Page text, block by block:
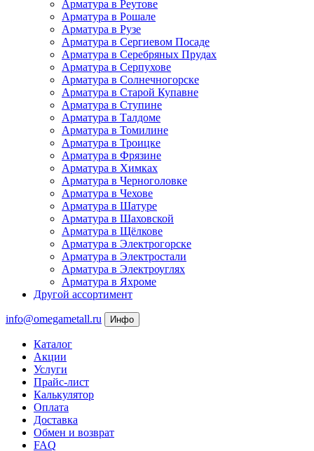
Арматура в Реутове
Арматура в Рошале
Арматура в Рузе
Арматура в Сергиевом Посаде
Арматура в Серебряных Прудах
Арматура в Серпухове
Арматура в Солнечногорске
Арматура в Старой Купавне
Арматура в Ступине
Арматура в Талдоме
Арматура в Томилине
Арматура в Троицке
Арматура в Фрязине
Арматура в Химках
Арматура в Черноголовке
Арматура в Чехове
Арматура в Шатуре
Арматура в Шаховской
Арматура в Щёлкове
Арматура в Электрогорске
Арматура в Электростали
Арматура в Электроуглях
Арматура в Яхроме
Другой ассортимент
info@omegametall.ru Инфо
Каталог
Акции
Услуги
Прайс-лист
Калькулятор
Оплата
Доставка
Обмен и возврат
FAQ